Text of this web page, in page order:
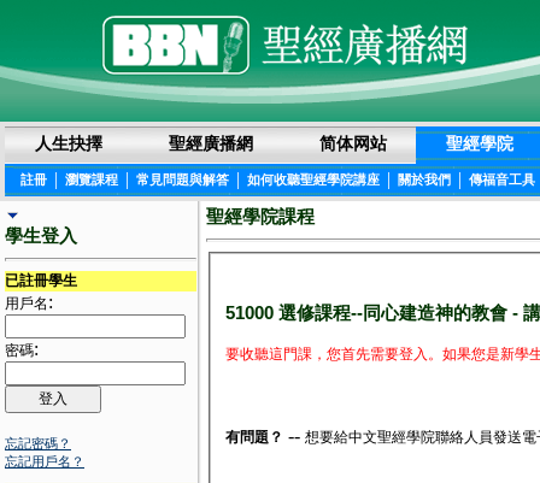
人生抉擇 聖經廣播網 简体网站 聖經學院
註冊 | 瀏覽課程 | 常見問題與解答 | 如何收聽聖經學院講座 | 關於我們 | 傳福音工具
學生登入
已註冊學生
用戶名 :
密碼:
忘記密碼？
忘記用戶名？
聖經學院課程
51000 選修課程--同心建造神的教會 -
要收聽這門課，您首先需要登入。如果您是新學
有問題？ -- 想要給中文聖經學院聯絡人員發送電